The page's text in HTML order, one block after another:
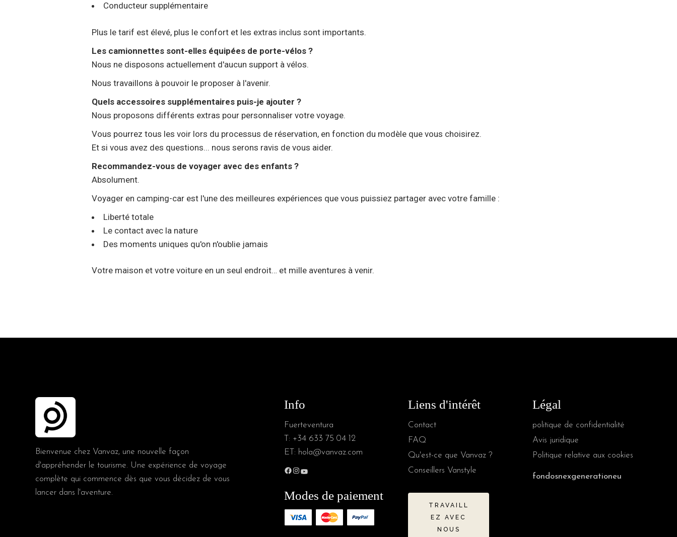
Conducteur supplémentaire
Plus le tarif est élevé, plus le confort et les extras inclus sont importants.
Les camionnettes sont-elles équipées de porte-vélos ?
Nous ne disposons actuellement d'aucun support à vélos.
Nous travaillons à pouvoir le proposer à l'avenir.
Quels accessoires supplémentaires puis-je ajouter ?
Nous proposons différents extras pour personnaliser votre voyage.
Vous pourrez tous les voir lors du processus de réservation, en fonction du modèle que vous choisirez.
Et si vous avez des questions... nous serons ravis de vous aider.
Recommandez-vous de voyager avec des enfants ?
Absolument.
Voyager en camping-car est l'une des meilleures expériences que vous puissiez partager avec votre famille :
Liberté totale
Le contact avec la nature
Des moments uniques qu'on n'oublie jamais
Votre maison et votre voiture en un seul endroit… et mille aventures à venir.
Bienvenue chez Vanvaz, une nouvelle façon
d'appréhender le tourisme. Une expérience de voyage
complète qui commence dès que vous décidez de vous
lancer dans l'aventure.
Info
Fuerteventura
T: +34 633 75 04 12
ET: hola@vanvaz.com
Modes de paiement
Liens d'intérêt
Contact
FAQ
Qu'est-ce que Vanvaz ?
Conseillers Vanstyle
TRAVAILL
EZ AVEC
NOUS
Légal
politique de confidentialité
Avis juridique
Politique relative aux cookies
fondosnexgenerationeu